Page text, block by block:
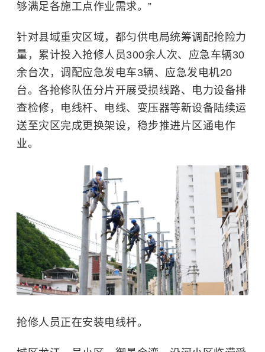
够满足各施工点作业需求。”
针对县域重灾区域，都匀供电局统筹调配抢险力
量，累计投入抢修人员300余人次、应急车辆30
余台次，调配应急发电车3辆、应急发电机20
台。各抢修队伍分片开展受损线路、电力设备排
查检修，电线杆、电线、变压器等新设备陆续运
送至灾区完成更换架设，稳步推进片区通电作
业。
抢修人员正在安装电线杆。